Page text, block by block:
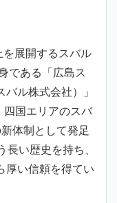
展開するスバル
である「広島ス
ル株式会社）」
四国エリアのスバ
体制として発足
長い歴史を持ち、
厚い信頼を得てい